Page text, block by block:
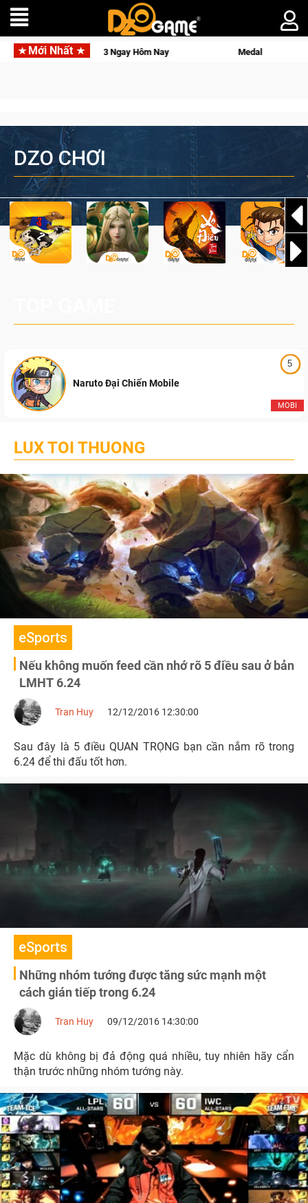
Mới Nhất
Hunter: Game bắn súng PvP tọa độ đỉnh cao đưa bạn vào các chiến dịch lịch
DZO CHƠI
5
MOBI
Naruto Đại Chiến Mobile
LUX TOI THUONG
eSports
Nếu không muốn feed cần nhớ rõ 5 điều sau ở bản
LMHT 6.24
Tran Huy 12/12/2016 12:30:00
Sau đây là 5 điều QUAN TRỌNG bạn cần nắm rõ trong
6.24 để thi đấu tốt hơn.
eSports
Những nhóm tướng được tăng sức mạnh một
cách gián tiếp trong 6.24
Tran Huy 09/12/2016 14:30:00
Mặc dù không bị đả động quá nhiều, tuy nhiên hãy cẩn
thận trước những nhóm tướng này.